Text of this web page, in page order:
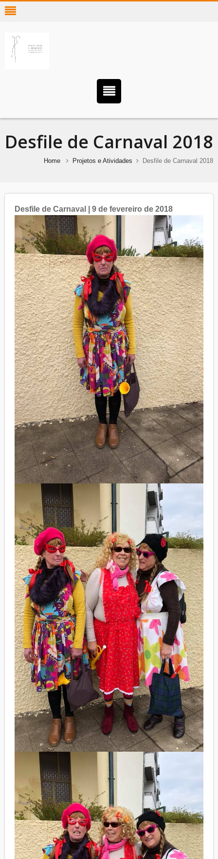
Desfile de Carnaval 2018
Home Projetos e Atividades Desfile de Carnaval 2018
Desfile de Carnaval | 9 de fevereiro de 2018